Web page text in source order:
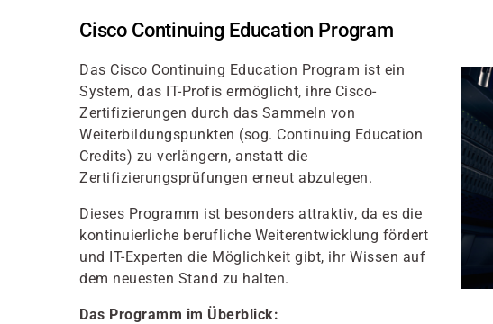
Cisco Continuing Education Program
Das Cisco Continuing Education Program ist ein
System, das IT-Profis ermöglicht, ihre Cisco-
Zertifizierungen durch das Sammeln von
Weiterbildungspunkten (sog. Continuing Education
Credits) zu verlängern, anstatt die
Zertifizierungsprüfungen erneut abzulegen.
Dieses Programm ist besonders attraktiv, da es die
kontinuierliche berufliche Weiterentwicklung fördert
und IT-Experten die Möglichkeit gibt, ihr Wissen auf
dem neuesten Stand zu halten.
Das Programm im Überblick: